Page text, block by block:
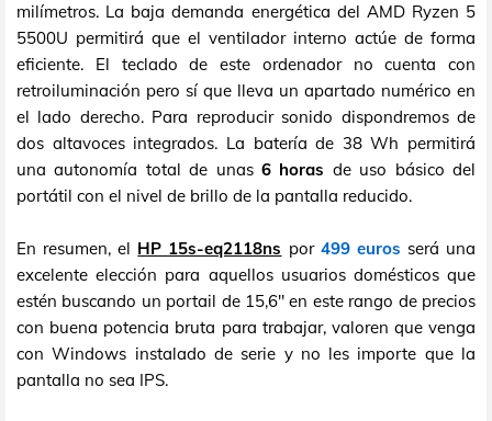
milímetros. La baja demanda energética del AMD Ryzen 5
5500U permitirá que el ventilador interno actúe de forma
eficiente. El teclado de este ordenador no cuenta con
retroiluminación pero sí que lleva un apartado numérico en
el lado derecho. Para reproducir sonido dispondremos de
dos altavoces integrados. La batería de 38 Wh permitirá
una autonomía total de unas 6 horas de uso básico del
portátil con el nivel de brillo de la pantalla reducido.
En resumen, el HP 15s-eq2118ns por 499 euros será una
excelente elección para aquellos usuarios domésticos que
estén buscando un portail de 15,6" en este rango de precios
con buena potencia bruta para trabajar, valoren que venga
con Windows instalado de serie y no les importe que la
pantalla no sea IPS.